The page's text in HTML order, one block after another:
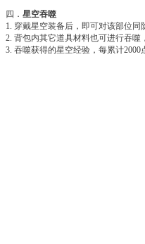
四． 星空吞噬
1. 穿戴星空装备后，即可对该部位同
2. 背包内其它道具材料也可进行吞噬
3. 吞噬获得的星空经验，每累计